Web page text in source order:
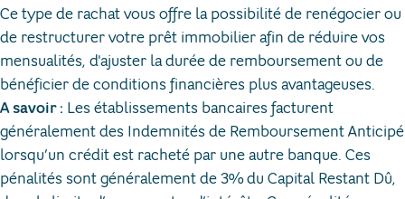
Ce type de rachat vous offre la possibilité de renégocier ou
de restructurer votre prêt immobilier afin de réduire vos
mensualités, d'ajuster la durée de remboursement ou de
bénéficier de conditions financières plus avantageuses. ​
A savoir : Les établissements bancaires facturent
généralement des Indemnités de Remboursement Anticipé
lorsqu’un crédit est racheté par une autre banque. Ces
pénalités sont généralement de 3% du Capital Restant Dû,